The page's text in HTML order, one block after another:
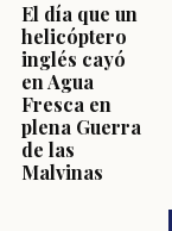
El día que un
helicóptero
inglés cayó
en Agua
Fresca en
plena Guerra
de las
Malvinas